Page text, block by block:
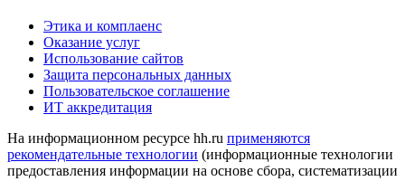
Этика и комплаенс
Оказание услуг
Использование сайтов
Защита персональных данных
Пользовательское соглашение
ИТ аккредитация
На информационном ресурсе hh.ru применяются
рекомендательные технологии (информационные технологии
предоставления информации на основе сбора, систематизации